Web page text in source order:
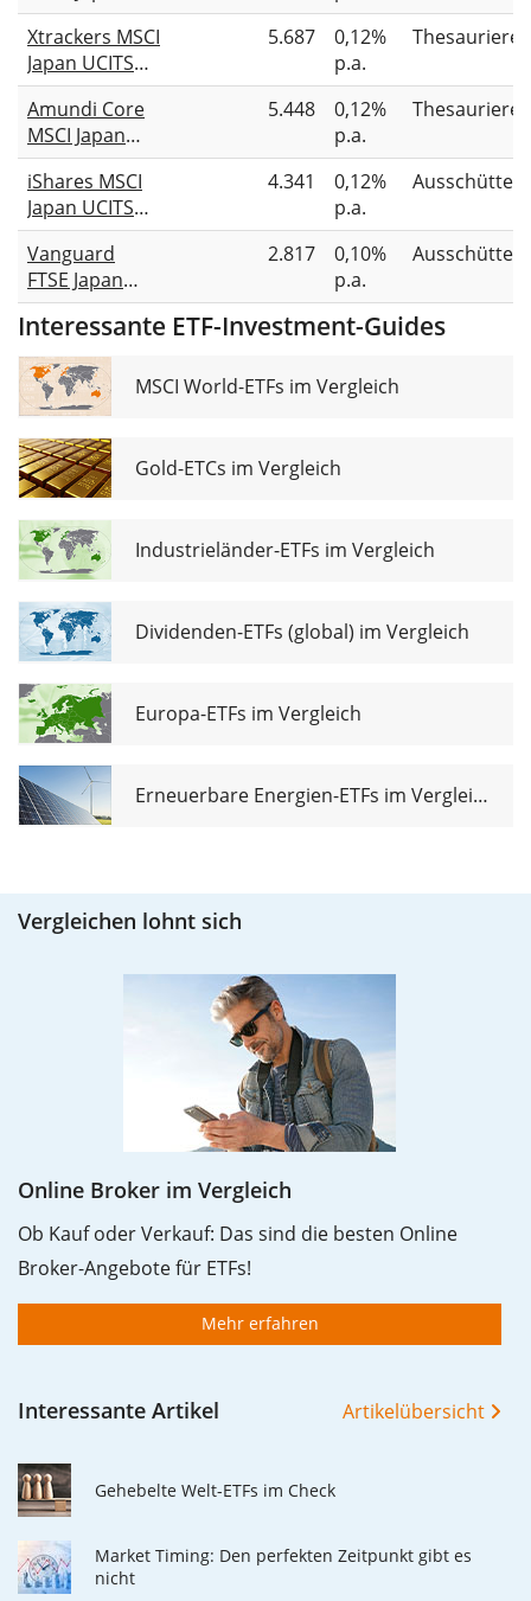
UCITS ETF
Xtrackers MSCI
Japan UCITS
ETF 1C
5.687
0,12%
p.a.
Amundi Core
MSCI Japan
UCITS ETF Acc
5.448
0,12%
p.a.
iShares MSCI
Japan UCITS
ETF (Dist)
4.341
0,12%
p.a.
Vanguard
FTSE Japan
UCITS ETF
(USD)
Distributing
2.817
0,10%
p.a.
Interessante ETF-Investment-Guides
MSCI World-ETFs im Vergleich
Gold-ETCs im Vergleich
Industrieländer-ETFs im Vergleich
Dividenden-ETFs (global) im Vergleich
Europa-ETFs im Vergleich
Erneuerbare Energien-ETFs im Vergleich
Vergleichen lohnt sich
Online Broker im Vergleich
Ob Kauf oder Verkauf: Das sind die besten Online
Broker-Angebote für ETFs!
Mehr erfahren
Interessante Artikel Artikelübersicht
Gehebelte Welt-ETFs im Check
Market Timing: Den perfekten Zeitpunkt gibt es
nicht